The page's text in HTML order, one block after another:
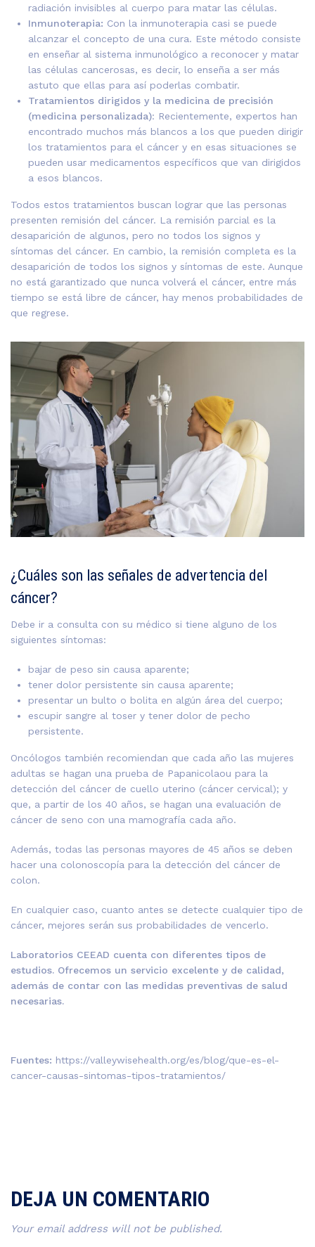
radiación invisibles al cuerpo para matar las células.
Inmunoterapia: Con la inmunoterapia casi se puede
alcanzar el concepto de una cura. Este método consiste
en enseñar al sistema inmunológico a reconocer y matar
las células cancerosas, es decir, lo enseña a ser más
astuto que ellas para así poderlas combatir.
Tratamientos dirigidos y la medicina de precisión
(medicina personalizada): Recientemente, expertos han
encontrado muchos más blancos a los que pueden dirigir
los tratamientos para el cáncer y en esas situaciones se
pueden usar medicamentos específicos que van dirigidos
a esos blancos.
Todos estos tratamientos buscan lograr que las personas
presenten remisión del cáncer. La remisión parcial es la
desaparición de algunos, pero no todos los signos y
síntomas del cáncer. En cambio, la remisión completa es la
desaparición de todos los signos y síntomas de este. Aunque
no está garantizado que nunca volverá el cáncer, entre más
tiempo se está libre de cáncer, hay menos probabilidades de
que regrese.
¿Cuáles son las señales de advertencia del
cáncer?
Debe ir a consulta con su médico si tiene alguno de los
siguientes síntomas:
bajar de peso sin causa aparente;
tener dolor persistente sin causa aparente;
presentar un bulto o bolita en algún área del cuerpo;
escupir sangre al toser y tener dolor de pecho
persistente.
Oncólogos también recomiendan que cada año las mujeres
adultas se hagan una prueba de Papanicolaou para la
detección del cáncer de cuello uterino (cáncer cervical); y
que, a partir de los 40 años, se hagan una evaluación de
cáncer de seno con una mamografía cada año.
Además, todas las personas mayores de 45 años se deben
hacer una colonoscopía para la detección del cáncer de
colon.
En cualquier caso, cuanto antes se detecte cualquier tipo de
cáncer, mejores serán sus probabilidades de vencerlo.
Laboratorios CEEAD cuenta con diferentes tipos de
estudios. Ofrecemos un servicio excelente y de calidad,
además de contar con las medidas preventivas de salud
necesarias.
Fuentes: https://valleywisehealth.org/es/blog/que-es-el-
cancer-causas-sintomas-tipos-tratamientos/
DEJA UN COMENTARIO
Your email address will not be published.